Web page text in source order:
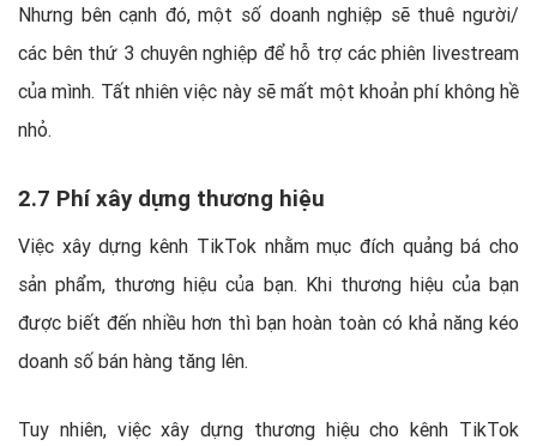
Nhưng bên cạnh đó, một số doanh nghiệp sẽ thuê người/
các bên thứ 3 chuyên nghiệp để hỗ trợ các phiên livestream
của mình. Tất nhiên việc này sẽ mất một khoản phí không hề
nhỏ.
2.7 Phí xây dựng thương hiệu
Việc xây dựng kênh TikTok nhằm mục đích quảng bá cho
sản phẩm, thương hiệu của bạn. Khi thương hiệu của bạn
được biết đến nhiều hơn thì bạn hoàn toàn có khả năng kéo
doanh số bán hàng tăng lên.
Tuy nhiên, việc xây dựng thương hiệu cho kênh TikTok